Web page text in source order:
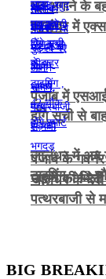
भूत भगाने के
हरकत
जालंधर में
पंजाब में
होंगे सूची से
पंजाब के
उड़ाने की
जालंधर में अब
टाइमिंग , 42
जालंधर के देवी
पत्थरबाजी से
BIG